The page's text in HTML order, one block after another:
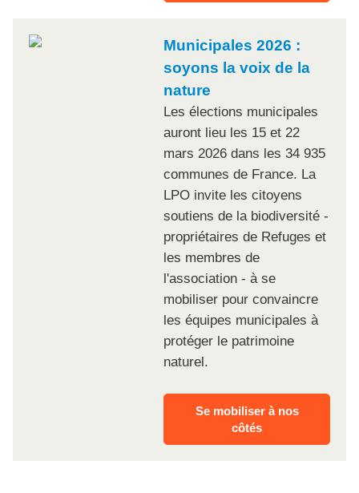
Municipales 2026 :
soyons la voix de la
nature
Les élections municipales
auront lieu les 15 et 22
mars 2026 dans les 34 935
communes de France. La
LPO invite les citoyens
soutiens de la biodiversité -
propriétaires de Refuges et
les membres de
l'association - à se
mobiliser pour convaincre
les équipes municipales à
protéger le patrimoine
naturel.
Se mobiliser à nos
côtés